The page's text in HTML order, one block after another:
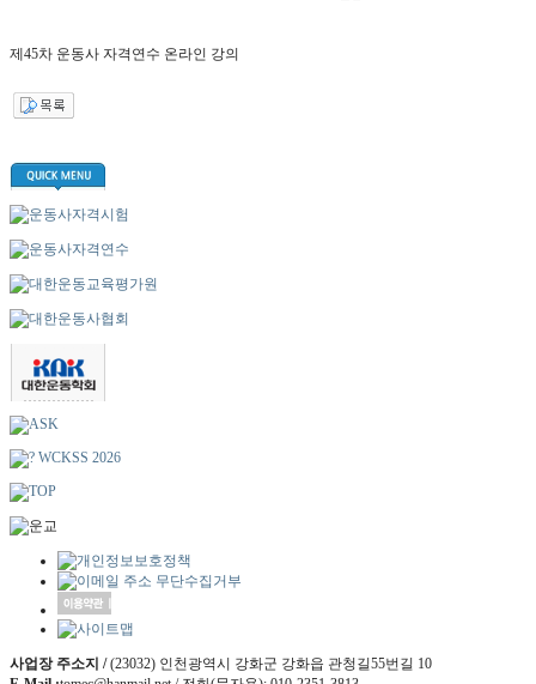
제45차 운동사 자격연수 온라인 강의
사업장 주소지 /(23032) 인천광역시 강화군 강화읍 관청길55번길 10